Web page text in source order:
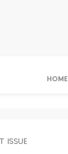
HOME
ISSUE